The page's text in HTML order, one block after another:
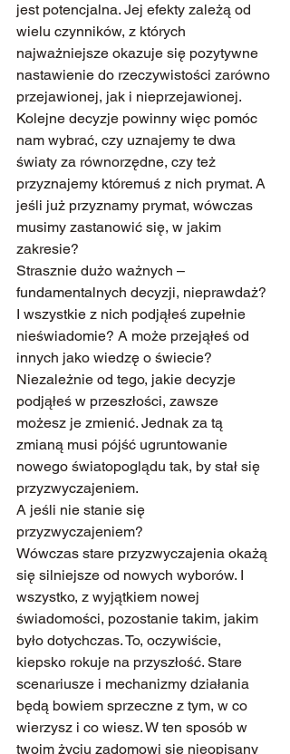
jest potencjalna. Jej efekty zależą od
wielu czynników, z których
najważniejsze okazuje się pozytywne
nastawienie do rzeczywistości zarówno
przejawionej, jak i nieprzejawionej.
Kolejne decyzje powinny więc pomóc
nam wybrać, czy uznajemy te dwa
światy za równorzędne, czy też
przyznajemy któremuś z nich prymat. A
jeśli już przyznamy prymat, wówczas
musimy zastanowić się, w jakim
zakresie?
Strasznie dużo ważnych –
fundamentalnych decyzji, nieprawdaż?
I wszystkie z nich podjąłeś zupełnie
nieświadomie? A może przejąłeś od
innych jako wiedzę o świecie?
Niezależnie od tego, jakie decyzje
podjąłeś w przeszłości, zawsze
możesz je zmienić. Jednak za tą
zmianą musi pójść ugruntowanie
nowego światopoglądu tak, by stał się
przyzwyczajeniem.
A jeśli nie stanie się
przyzwyczajeniem?
Wówczas stare przyzwyczajenia okażą
się silniejsze od nowych wyborów. I
wszystko, z wyjątkiem nowej
świadomości, pozostanie takim, jakim
było dotychczas. To, oczywiście,
kiepsko rokuje na przyszłość. Stare
scenariusze i mechanizmy działania
będą bowiem sprzeczne z tym, w co
wierzysz i co wiesz. W ten sposób w
twoim życiu zadomowi się nieopisany